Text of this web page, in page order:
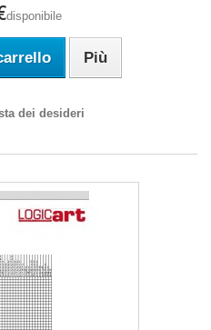
disponibile
Più
dei desideri